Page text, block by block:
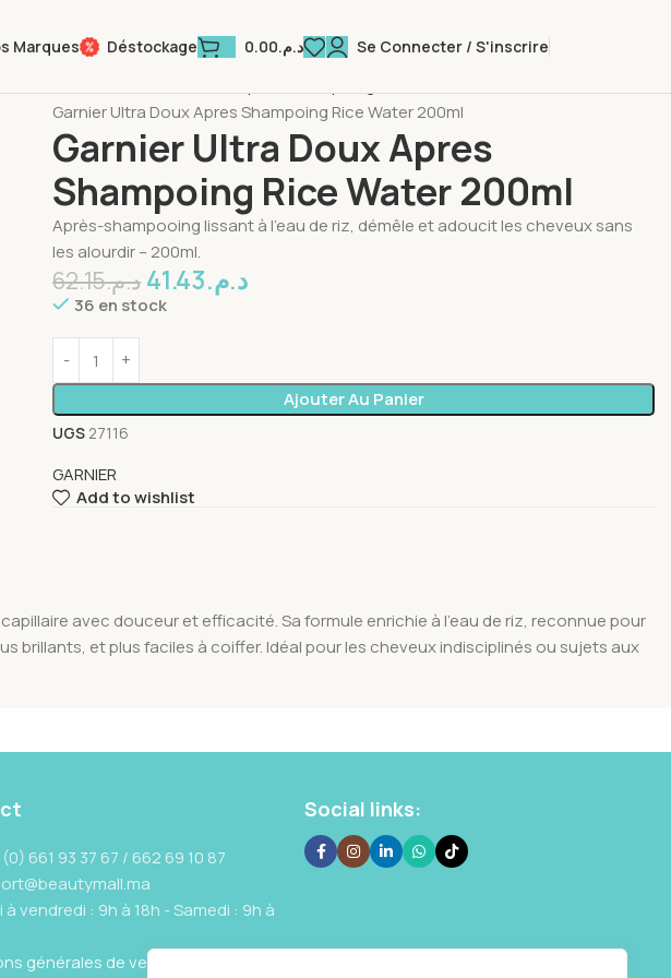
Marques Déstockage د.م.0.00 Se Connecter / S'inscrire
Garnier Ultra Doux Apres Shampoing Rice Water 200ml
Garnier Ultra Doux Apres
Shampoing Rice Water 200ml
Après-shampooing lissant à l’eau de riz, démêle et adoucit les cheveux sans
les alourdir – 200ml.
د.م.62.15 د.م.41.43
36 en stock
Ajouter Au Panier
UGS 27116
GARNIER
Add to wishlist
avec douceur et efficacité. Sa formule enrichie à l’eau de riz, reconnue pour
et plus faciles à coiffer. Idéal pour les cheveux indisciplinés ou sujets aux
661 93 37 67 / 662 69 10 87
à vendredi : 9h à 18h - Samedi : 9h à
générales de vente
Social links: